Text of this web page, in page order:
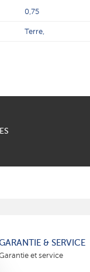
0,75
Terre,
& SERVICE
et service